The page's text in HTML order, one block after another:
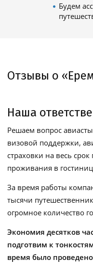
Будем
Отзывы о
Наша
Решаем вопрос
визовой поддержки,
страховки на весь
проживания в
За время работы
тысячи
огромное количество
Экономия десятков
подготвим к
время было